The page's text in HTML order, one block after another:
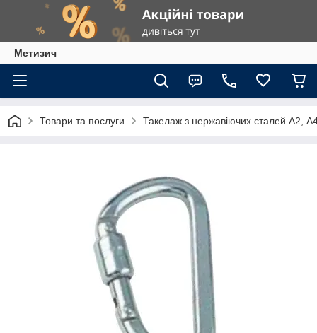
Метизич
Товари та послуги Такелаж з нержавіючих сталей А2,